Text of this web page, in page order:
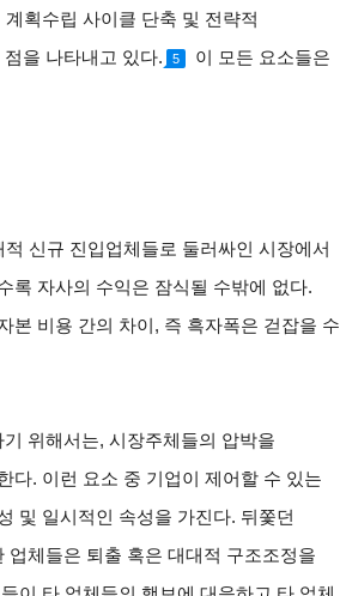
획수립 사이클 단축 및 전략적
을 나타내고 있다.
5
이 모든 요소들은
신규 진입업체들로 둘러싸인 시장에서
록 자사의 수익은 잠식될 수밖에 없다.
본 비용 간의 차이, 즉 흑자폭은 걷잡을 수
위해서는, 시장주체들의 압박을
다. 이런 요소 중 기업이 제어할 수 있는
및 일시적인 속성을 가진다. 뒤쫓던
체들은 퇴출 혹은 대대적 구조조정을